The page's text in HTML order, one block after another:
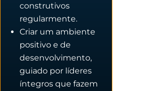
construtivos
regularmente.
Criar um ambiente
positivo e de
desenvolvimento,
guiado por líderes
íntegros que fazem